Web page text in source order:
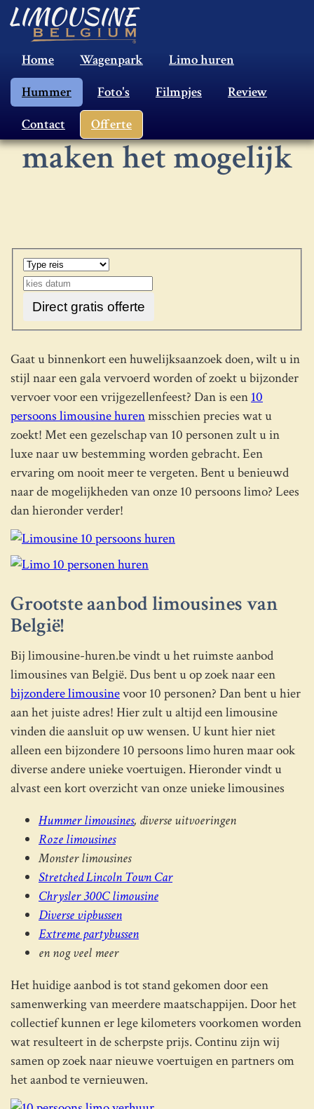
Home Wagenpark
Limo huren
Hummer
Foto's Filmpjes
Review
Contact
Offerte
10 Persoons
limousine nodig? Wij
maken het mogelijk
Direct gratis offerte
Gaat u binnenkort een huwelijksaanzoek doen, wilt u in
stijl naar een gala vervoerd worden of zoekt u bijzonder
vervoer voor een vrijgezellenfeest? Dan is een 10
persoons limousine hurenmisschien precies wat u
zoekt! Met een gezelschap van 10 personen zult u in
luxe naar uw bestemming worden gebracht. Een
ervaring om nooit meer te vergeten. Bent u benieuwd
naar de mogelijkheden van onze 10 persoons limo? Lees
dan hieronder verder!
Grootste aanbod limousines van
België!
Bij limousine-huren.be vindt u het ruimste aanbod
limousines van België. Dus bent u op zoek naar een
bijzondere limousinevoor 10 personen? Dan bent u hier
aan het juiste adres! Hier zult u altijd een limousine
vinden die aansluit op uw wensen. U kunt hier niet
alleen een bijzondere 10 persoons limo huren maar ook
diverse andere unieke voertuigen. Hieronder vindt u
alvast een kort overzicht van onze unieke limousines
Hummer limousines, diverse uitvoeringen
Roze limousines
Monster limousines
Stretched Lincoln Town Car
Chrysler 300C limousine
Diverse vipbussen
Extreme partybussen
en nog veel meer
Het huidige aanbod is tot stand gekomen door een
samenwerking van meerdere maatschappijen. Door het
collectief kunnen er lege kilometers voorkomen worden
wat resulteert in de scherpste prijs. Continu zijn wij
samen op zoek naar nieuwe voertuigen en partners om
het aanbod te vernieuwen.